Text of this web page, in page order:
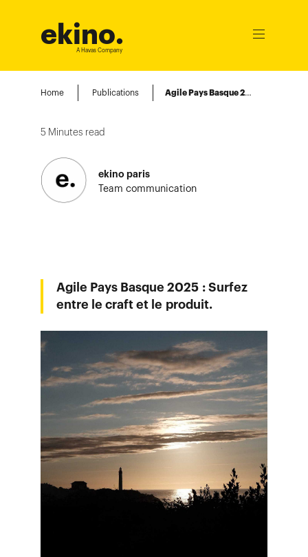
ekino.
A Havas Company
Ouvrir
Home Publications Agile Pays Basque 2025 : Surfez entre le craft et le produit.
5 Minutes read
ekino paris
Team communication
Agile Pays Basque 2025 : Surfez
entre le craft et le produit.